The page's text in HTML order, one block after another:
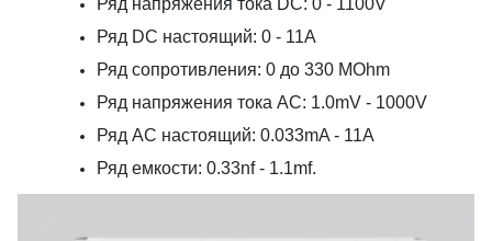
Ряд напряжения тока DC: 0 - 1100V
Ряд DC настоящий: 0 - 11A
Ряд сопротивления: 0 до 330 MOhm
Ряд напряжения тока AC: 1.0mV - 1000V
Ряд AC настоящий: 0.033mA - 11A
Ряд емкости: 0.33nf - 1.1mf.